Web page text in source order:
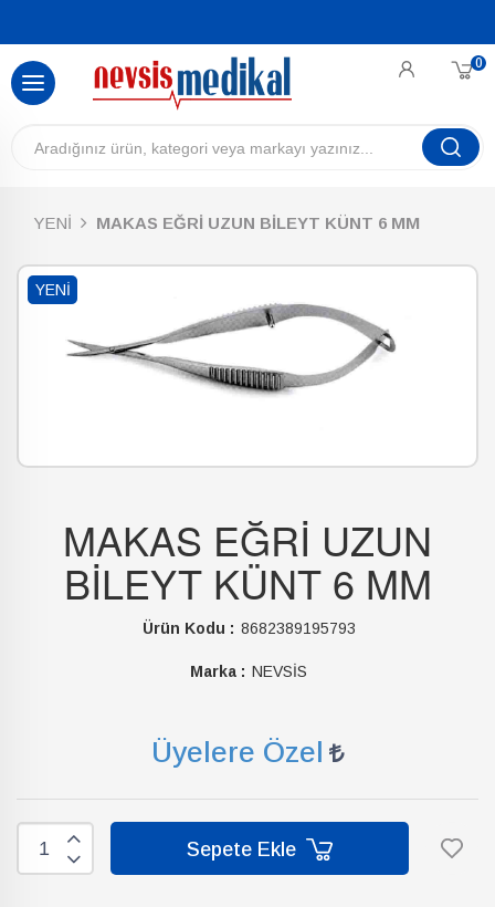
0
YENİ MAKAS EĞRİ UZUN BİLEYT KÜNT 6 MM
YENI
MAKAS EĞRİ UZUN
BİLEYT KÜNT 6 MM
Ürün Kodu : 8682389195793
Marka : NEVSİS
Üyelere Özel
Sepete Ekle